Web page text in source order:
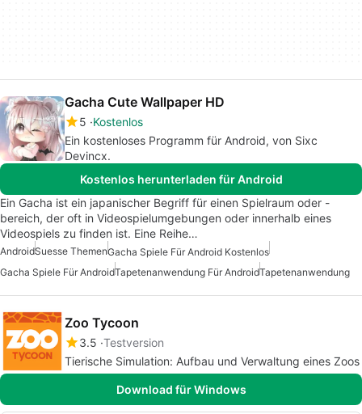
Gacha Cute Wallpaper HD
5 Kostenlos
Ein kostenloses Programm für Android, von Sixc
Devincx.
Kostenlos herunterladen für Android
Ein Gacha ist ein japanischer Begriff für einen Spielraum oder -
bereich, der oft in Videospielumgebungen oder innerhalb eines
Videospiels zu finden ist. Eine Reihe…
AndroidSuesse ThemenGacha Spiele Für Android Kostenlos
Gacha Spiele Für AndroidTapetenanwendung Für AndroidTapetenanwendung
Zoo Tycoon
3.5 Testversion
Tierische Simulation: Aufbau und Verwaltung eines Zoos
Download für Windows